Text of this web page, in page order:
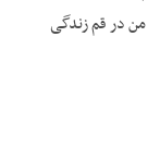
من در قم زندگی